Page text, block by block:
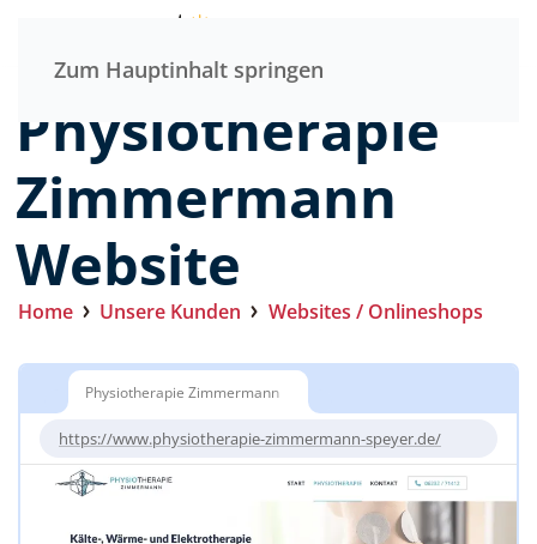
Zum Hauptinhalt springen
Physiotherapie
Zimmermann
Website
Home Unsere Kunden Websites / Onlineshops
Physiotherapie Zimmermann
https://www.physiotherapie-zimmermann-speyer.de/